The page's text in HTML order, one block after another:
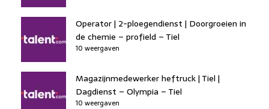
Operator | 2-ploegendienst | Doorgroeien in
de chemie – profield – Tiel
10 weergaven
Magazijnmedewerker heftruck | Tiel |
Dagdienst – Olympia – Tiel
10 weergaven